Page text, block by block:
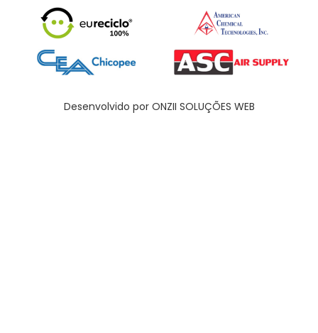
Desenvolvido por ONZII SOLUÇÕES WEB